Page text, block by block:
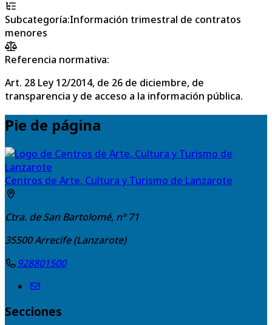
Subcategoría:Información trimestral de contratos
menores
Referencia normativa:
Art. 28 Ley 12/2014, de 26 de diciembre, de
transparencia y de acceso a la información pública.
Pie de página
Centros de Arte, Cultura y Turismo de Lanzarote
Ctra. de San Bartolomé, nº 71
35500Arrecife (Lanzarote)
928801500
Secciones